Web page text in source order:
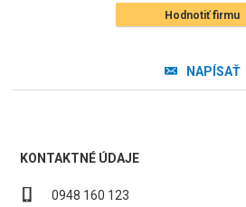
Hodnotiť firmu
NAPÍSAŤ
KONTAKTNÉ ÚDAJE
0948 160 123